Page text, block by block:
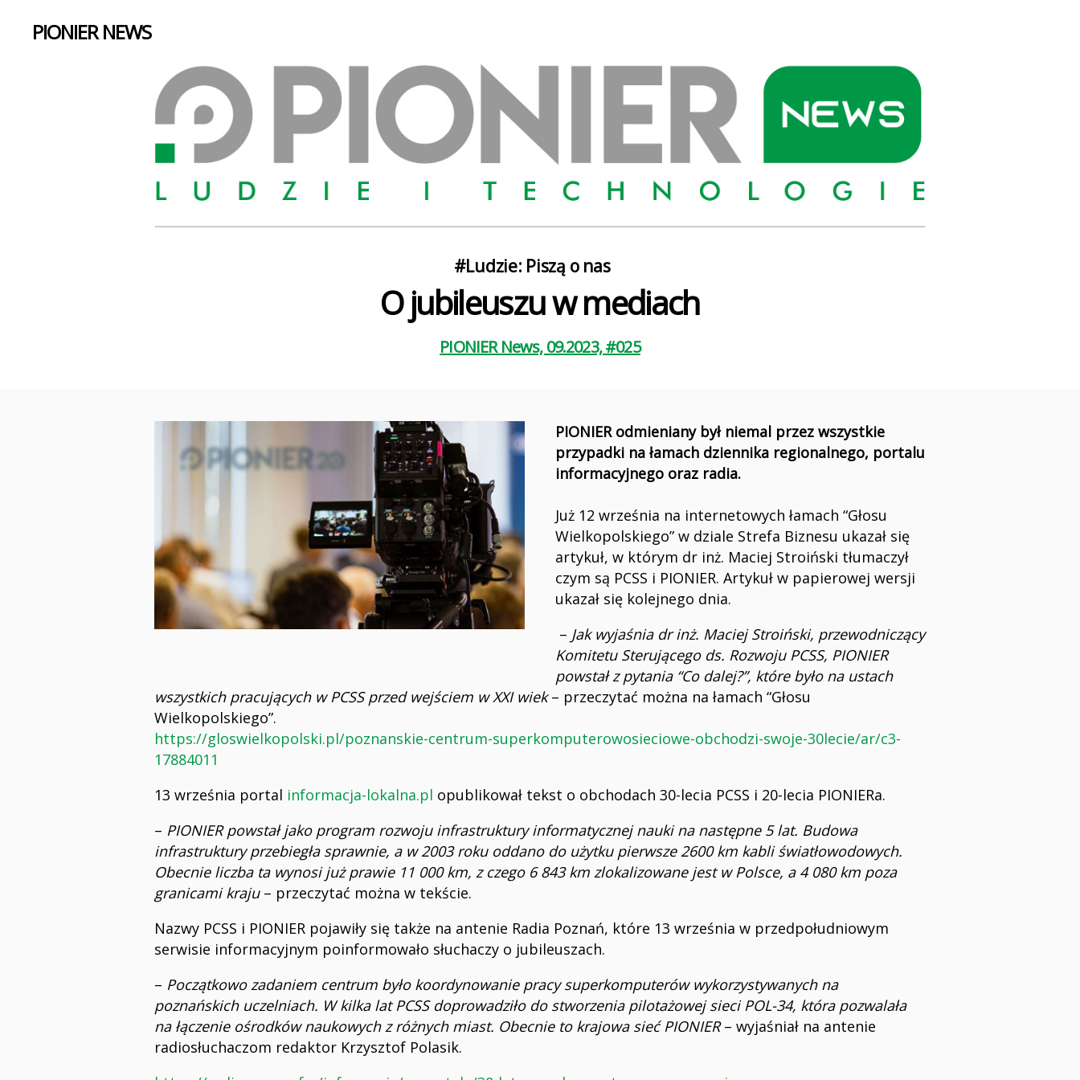
PIONIER NEWS
Kategorie
#Ludzie: Piszą o nas
O jubileuszu w mediach
PIONIER News, 09.2023, #025
PIONIER odmieniany był niemal przez wszystkie
przypadki na łamach dziennika regionalnego, portalu
informacyjnego oraz radia.
Już 12 września na internetowych łamach “Głosu
Wielkopolskiego” w dziale Strefa Biznesu ukazał się
artykuł, w którym dr inż. Maciej Stroiński tłumaczył
czym są PCSS i PIONIER. Artykuł w papierowej wersji
ukazał się kolejnego dnia.
– Jak wyjaśnia dr inż. Maciej Stroiński, przewodniczący
Komitetu Sterującego ds. Rozwoju PCSS, PIONIER
powstał z pytania “Co dalej?”, które było na ustach
wszystkich pracujących w PCSS przed wejściem w XXI wiek– przeczytać można na łamach “Głosu
Wielkopolskiego”.
https://gloswielkopolski.pl/poznanskie-centrum-superkomputerowosieciowe-obchodzi-swoje-30lecie/ar/c3-
17884011
13 września portal informacja-lokalna.pl opublikował tekst o obchodach 30-lecia PCSS i 20-lecia PIONIERa.
– PIONIER powstał jako program rozwoju infrastruktury informatycznej nauki na następne 5 lat. Budowa
infrastruktury przebiegła sprawnie, a w 2003 roku oddano do użytku pierwsze 2600 km kabli światłowodowych.
Obecnie liczba ta wynosi już prawie 11 000 km, z czego 6 843 km zlokalizowane jest w Polsce, a 4 080 km poza
granicami kraju– przeczytać można w tekście.
Nazwy PCSS i PIONIER pojawiły się także na antenie Radia Poznań, które 13 września w przedpołudniowym
serwisie informacyjnym poinformowało słuchaczy o jubileuszach.
– Początkowo zadaniem centrum było koordynowanie pracy superkomputerów wykorzystywanych na
poznańskich uczelniach. W kilka lat PCSS doprowadziło do stworzenia pilotażowej sieci POL-34, która pozwalała
na łączenie ośrodków naukowych z różnych miast. Obecnie to krajowa sieć PIONIER– wyjaśniał na antenie
radiosłuchaczom redaktor Krzysztof Polasik.